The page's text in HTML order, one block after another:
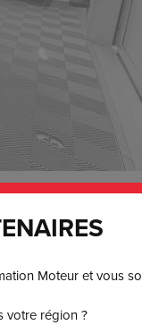
650
Moteur et vous
votre région ?